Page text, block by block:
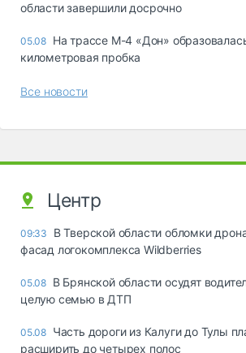
области завершили досрочно
05.08 На трассе М-4 «Дон»
километровая пробка
Все новости
Центр
09:33
В Тверской области обломки
фасад логокомплекса Wildberries
05.08 В Брянской области осудят
целую семью в ДТП
05.08 Часть дороги из Калуги до Тулы
расширить до четырех полос